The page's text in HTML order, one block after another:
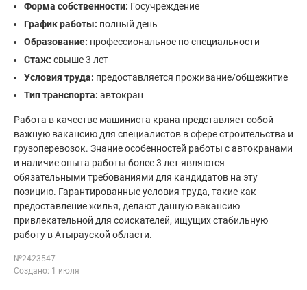
Форма собственности: Госучреждение
График работы: полный день
Образование: профессиональное по специальности
Стаж: свыше 3 лет
Условия труда: предоставляется проживание/общежитие
Тип транспорта: автокран
Работа в качестве машиниста крана представляет собой
важную вакансию для специалистов в сфере строительства и
грузоперевозок. Знание особенностей работы с автокранами
и наличие опыта работы более 3 лет являются
обязательными требованиями для кандидатов на эту
позицию. Гарантированные условия труда, такие как
предоставление жилья, делают данную вакансию
привлекательной для соискателей, ищущих стабильную
работу в Атырауской области.
№2423547
Создано: 1 июля